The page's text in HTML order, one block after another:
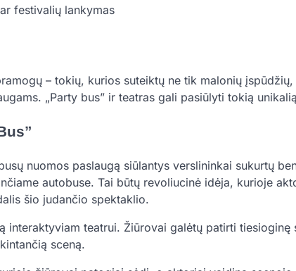
festivalių lankymas
– tokių, kurios suteiktų ne tik malonių
„Party bus” ir teatras gali pasiūlyti tokią
nuomos paslaugą siūlantys verslininkai sukurtų
autobuse. Tai būtų revoliucinė idėja, kurioje
šio judančio spektaklio.
interaktyviam teatrui. Žiūrovai galėtų patirti tiesioginę
sceną.